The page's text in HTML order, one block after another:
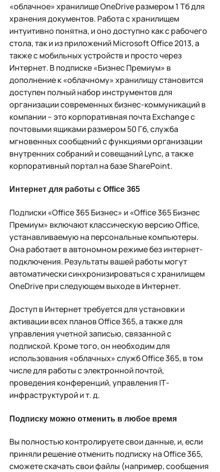
«облачное» хранилище OneDrive размером 1 Тб для
хранения документов. Работа с хранилищем
интуитивно понятна, и оно доступно как с рабочего
стола, так и из приложений Microsoft Office 2013, а
также с мобильных устройств и просто через
Интернет. В подписке «Бизнес Премиум» в
дополнение к «облачному» хранилищу становится
доступен полный набор инструментов для
организации современных бизнес-коммуникаций в
компании – это корпоративная почта Exchange с
почтовыми ящиками размером 50 Гб, служба
мгновенных сообщений с функциями организации
внутренних собраний и совещаний Lynс, а также
корпоративный портал на базе SharePoint.
Интернет для работы с Office 365
Подписки «Office 365 Бизнес» и «Office 365 Бизнес
Премиум» включают классическую версию Office,
устанавливаемую на персональные компьютеры.
Она работает в автономном режиме без интернет-
подключения. Результаты вашей работы могут
автоматически синхронизироваться с хранилищем
OneDrive при следующем выходе в Интернет.
Доступ в Интернет требуется для установки и
активации всех планов Office 365, а также для
управления учетной записью, связанной с
подпиской. Кроме того, он необходим для
использования «облачных» служб Office 365, в том
числе для работы с электронной почтой,
проведения конференций, управления IТ-
инфраструктурой и т. д.
Подписку можно отменить в любое время
Вы полностью контролируете свои данные, и, если
приняли решение отменить подписку на Office 365,
сможете скачать свои файлы (например, сообщения